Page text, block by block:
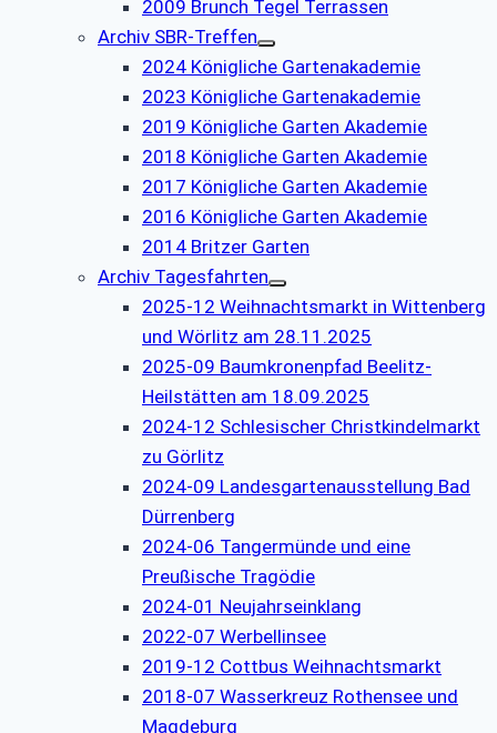
2009 Brunch Tegel Terrassen
Archiv SBR-Treffen
2024 Königliche Gartenakademie
2023 Königliche Gartenakademie
2019 Königliche Garten Akademie
2018 Königliche Garten Akademie
2017 Königliche Garten Akademie
2016 Königliche Garten Akademie
2014 Britzer Garten
Archiv Tagesfahrten
2025-12 Weihnachtsmarkt in Wittenberg
und Wörlitz am 28.11.2025
2025-09 Baumkronenpfad Beelitz-
Heilstätten am 18.09.2025
2024-12 Schlesischer Christkindelmarkt
zu Görlitz
2024-09 Landesgartenausstellung Bad
Dürrenberg
2024-06 Tangermünde und eine
Preußische Tragödie
2024-01 Neujahrseinklang
2022-07 Werbellinsee
2019-12 Cottbus Weihnachtsmarkt
2018-07 Wasserkreuz Rothensee und
Magdeburg